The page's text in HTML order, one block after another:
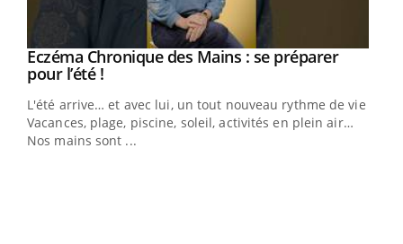
Youtube
Eczéma Chronique des Mains : se préparer
pour l’été !Youtube
L'été arrive… et avec lui, un tout nouveau rythme de vie !
Vacances, plage, piscine, soleil, activités en plein air…
Nos mains sont ...